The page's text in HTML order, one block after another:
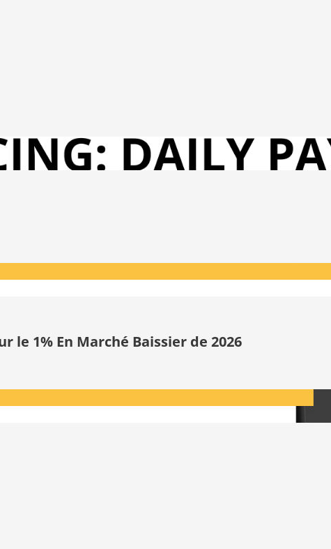
le 1% En Marché Baissier de 2026